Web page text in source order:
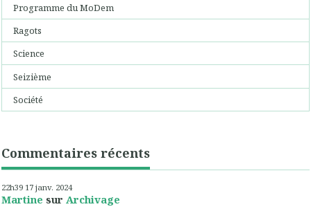
Programme du MoDem
Ragots
Science
Seizième
Société
Commentaires récents
22h39 17 janv. 2024
Martine sur Archivage